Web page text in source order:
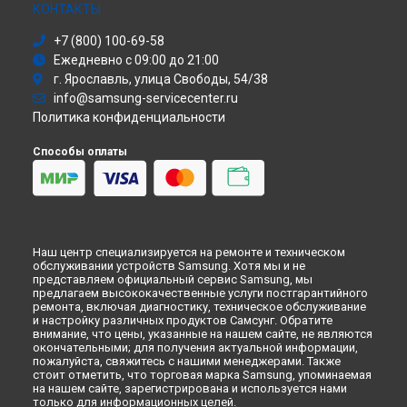
Ремонт смарт-часов Gear Fit2 Pro Samsung в
Моноблок
Атс
Смарт-часы
Варочная панель
Посудомоечная машина
Морозильная камера
Кондиционер
Духовой шкаф
Вытяжка
КОНТАКТЫ
+7 (800) 100-69-58
Ежедневно с 09:00 до 21:00
г. Ярославль, улица Свободы, 54/38
info@samsung-servicecenter.ru
Политика конфиденциальности
Способы оплаты
Наш центр специализируется на ремонте и техническом
обслуживании устройств Samsung. Хотя мы и не
представляем официальный сервис Samsung, мы
предлагаем высококачественные услуги постгарантийного
ремонта, включая диагностику, техническое обслуживание
и настройку различных продуктов Самсунг. Обратите
внимание, что цены, указанные на нашем сайте, не являются
окончательными; для получения актуальной информации,
пожалуйста, свяжитесь с нашими менеджерами. Также
стоит отметить, что торговая марка Samsung, упоминаемая
на нашем сайте, зарегистрирована и используется нами
только для информационных целей.